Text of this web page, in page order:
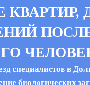
КВАРТИР,
специалистов в
биологических